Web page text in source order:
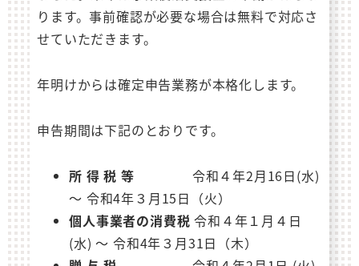
ります。事前確認が必要な場合は無料で対応さ
せていただきます。
年明けからは確定申告業務が本格化します。
申告期間は下記のとおりです。
所 得 税 等 令和４年2月16日(水)
～ 令和4年３月15日（火）
個人事業者の消費税 令和４年１月４日
(水) ～ 令和4年３月31日（木）